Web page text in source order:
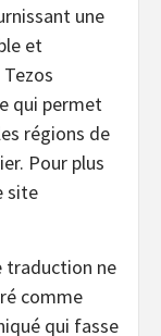
une
et
qui permet
régions de
Pour plus
site
traduction ne
comme
qui fasse